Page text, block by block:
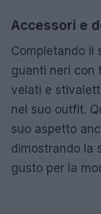
Accessori e
Completando il
guanti neri con
velati e
nel suo outfit.
suo aspetto
dimostrando la
gusto per la